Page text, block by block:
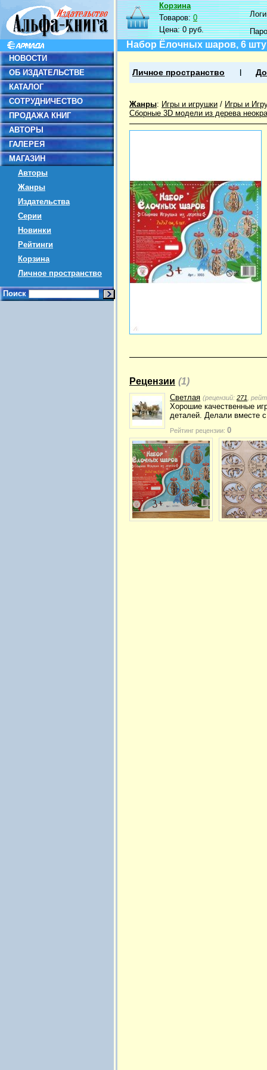
НОВОСТИ
ОБ ИЗДАТЕЛЬСТВЕ
КАТАЛОГ
СОТРУДНИЧЕСТВО
ПРОДАЖА КНИГ
АВТОРЫ
ГАЛЕРЕЯ
МАГАЗИН
Авторы
Жанры
Издательства
Серии
Новинки
Рейтинги
Корзина
Личное пространство
Поиск
Корзина
Товаров:0
Цена:0 руб.
Набор Ёлочных шаров, 6
Личное пространство
Жанры: Игры и игрушки / Игры и
Сборные 3D модели из дерева
Рецензии (1)
Светлая (рецензий: 271 ,
Хорошие качественные
деталей. Делали вместе
Рейтинг рецензии: 0